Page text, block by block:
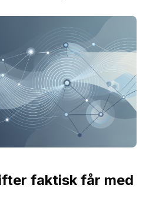
faktisk får med